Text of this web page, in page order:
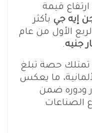
ارتفاع قيمة
إيه جي بأكثر
الأول من عام
.
تمتلك حصة تبلغ
ما يعكس
ودوره ضمن
الصناعات